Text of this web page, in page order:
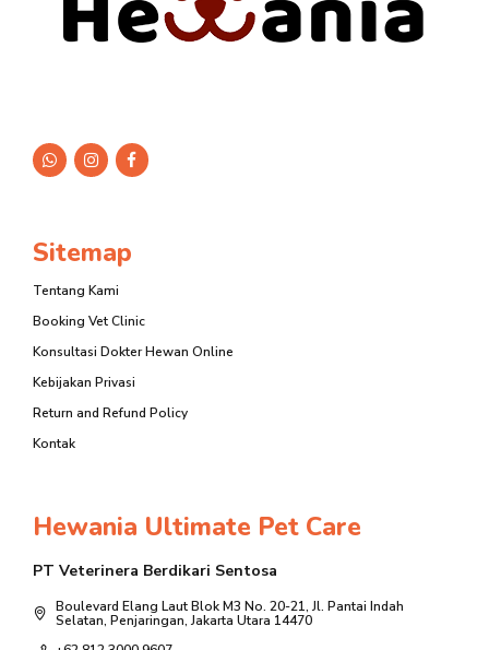
Sitemap
Tentang Kami
Booking Vet Clinic
Konsultasi Dokter Hewan Online
Kebijakan Privasi
Return and Refund Policy
Kontak
Hewania Ultimate Pet Care
PT Veterinera Berdikari Sentosa
Boulevard Elang Laut Blok M3 No. 20-21, Jl. Pantai Indah
Selatan, Penjaringan, Jakarta Utara 14470